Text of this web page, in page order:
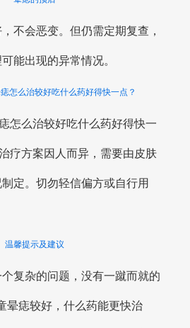
不会恶变。但仍需定期复查，
能出现的异常情况。
怎么治较好吃什么药好得快一点？
怎么治较好吃什么药好得快一
疗方案因人而异，需要由皮肤
定。切勿轻信偏方或自行用
温馨提示及建议
复杂的问题，没有一蹴而就的
晕痣较好，什么药能更快治